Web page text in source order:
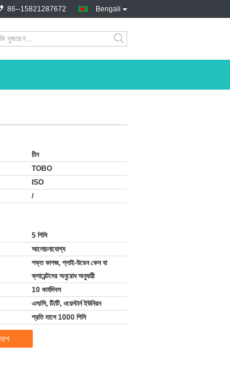
Bengali
86--15821287672
চীন
TOBO
ISO
/
5 পিসি
আলোচনাযোগ্য
শক্ত কাগজ, প্লাই-উডেন কেস বা
ক্লায়েন্টদের অনুরোধ অনুযায়ী
10 কার্যদিবস
এল/সি, টি/টি, ওয়েস্টার্ন ইউনিয়ন
প্রতি মাসে 1000 পিসি